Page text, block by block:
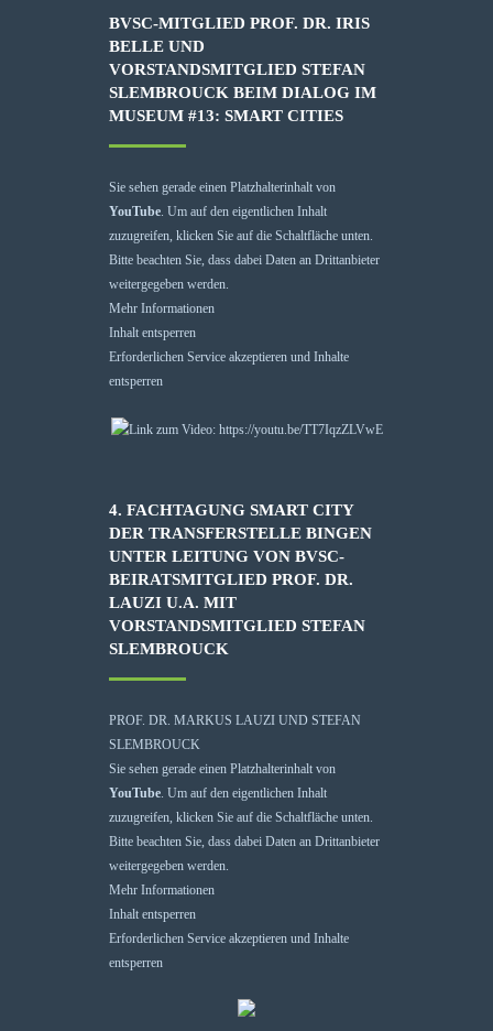
BVSC-MITGLIED PROF. DR. IRIS
BELLE UND
VORSTANDSMITGLIED STEFAN
SLEMBROUCK BEIM DIALOG IM
MUSEUM #13: SMART CITIES
Sie sehen gerade einen Platzhalterinhalt von
YouTube. Um auf den eigentlichen Inhalt
zuzugreifen, klicken Sie auf die Schaltfläche unten.
Bitte beachten Sie, dass dabei Daten an Drittanbieter
weitergegeben werden.
Mehr Informationen
Inhalt entsperren
Erforderlichen Service akzeptieren und Inhalte
entsperren
4. FACHTAGUNG SMART CITY
DER TRANSFERSTELLE BINGEN
UNTER LEITUNG VON BVSC-
BEIRATSMITGLIED PROF. DR.
LAUZI U.A. MIT
VORSTANDSMITGLIED STEFAN
SLEMBROUCK
PROF. DR. MARKUS LAUZI UND STEFAN
SLEMBROUCK
Sie sehen gerade einen Platzhalterinhalt von
YouTube. Um auf den eigentlichen Inhalt
zuzugreifen, klicken Sie auf die Schaltfläche unten.
Bitte beachten Sie, dass dabei Daten an Drittanbieter
weitergegeben werden.
Mehr Informationen
Inhalt entsperren
Erforderlichen Service akzeptieren und Inhalte
entsperren